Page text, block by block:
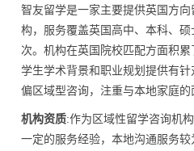
智友留学是一家主要提供英国方
构，服务覆盖英国高中、本科、
次。机构在英国院校匹配方面积
学生学术背景和职业规划提供有
偏区域型咨询，注重与本地家庭的
机构资质:作为区域性留学咨询机
一定的服务经验，本地沟通服务